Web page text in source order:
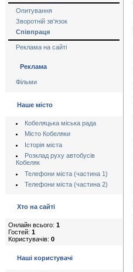
Опитування
Зворотній зв'язок
Співпраця
Реклама на сайті
Реклама
Фільми
Наше місто
Кобеляцька міська рада
Місто Кобеляки
Історія міста
Розклад руху автобусів
Кобеляк
Телефони міста (частина 1)
Телефони міста (частина 2)
Хто на сайті
Онлайн всього: 1
Гостей: 1
Користувачів: 0
Наші користувачі